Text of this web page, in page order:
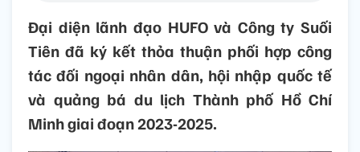
Đại diện lãnh đạo HUFO và Công ty Suối
Tiên đã ký kết thỏa thuận phối hợp công
tác đối ngoại nhân dân, hội nhập quốc tế
và quảng bá du lịch Thành phố Hồ Chí
Minh giai đoạn 2023-2025.